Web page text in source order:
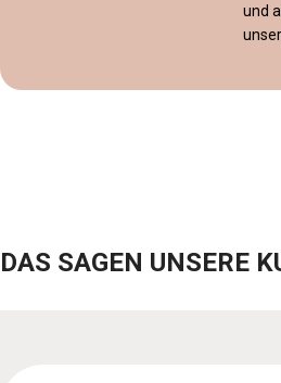
und
DAS SAGEN UNSERE